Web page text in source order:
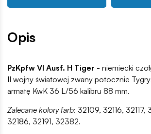
Opis
PzKpfw VI Ausf. H Tiger - niemiecki
II wojny światowej zwany potocznie
armatę KwK 36 L/56 kalibru 88 mm.
Zalecane kolory farb: 32109, 32116, 32117,
32186, 32191, 32382.